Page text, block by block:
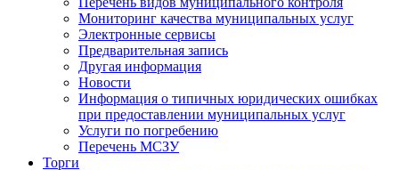
Мониторинг качества муниципальных услуг
Электронные сервисы
Предварительная запись
Другая информация
Новости
Информация о типичных юридических ошибках
при предоставлении муниципальных услуг
Услуги по погребению
Перечень МСЗУ
Торги